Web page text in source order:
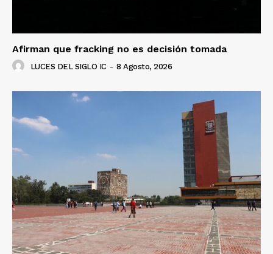
Afirman que fracking no es decisión tomada
LUCES DEL SIGLO IC - 8 Agosto, 2026